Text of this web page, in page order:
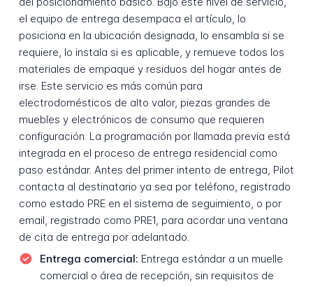
el equipo de entrega desempaca el artículo, lo
posiciona en la ubicación designada, lo ensambla si se
requiere, lo instala si es aplicable, y remueve todos los
materiales de empaque y residuos del hogar antes de
irse. Este servicio es más común para
electrodomésticos de alto valor, piezas grandes de
muebles y electrónicos de consumo que requieren
configuración. La programación por llamada previa está
integrada en el proceso de entrega residencial como
paso estándar. Antes del primer intento de entrega, Pilot
contacta al destinatario ya sea por teléfono, registrado
como estado PRE en el sistema de seguimiento, o por
email, registrado como PRE1, para acordar una ventana
de cita de entrega por adelantado.
Entrega comercial: Entrega estándar a un muelle
comercial o área de recepción, sin requisitos de